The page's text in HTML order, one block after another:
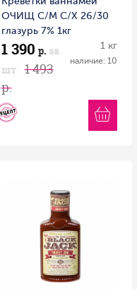
ОЧИЩ С/М С/Х 26/30
глазурь 7% 1кг
1 390 р. за
шт
1 493
р.
1 кг
наличие: 10